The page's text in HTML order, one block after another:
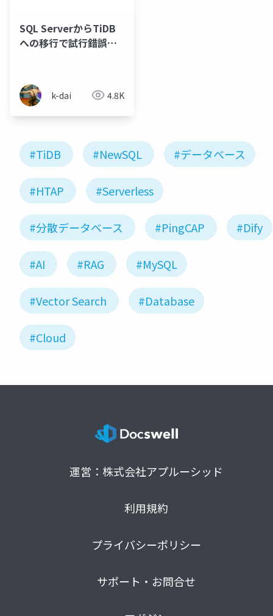
SQL ServerからTiDB
への移行で試行錯誤し
k-dai 4.8K
#TiDB #NewSQL #データベース
#HTAP #Serverless
#分散データベース #PingCAP #Dify
#AI #RAG #MySQL
#Vector Search #Database
#Cloud
運営：株式会社アプルーシッド
利用規約
プライバシーポリシー
サポート・お問合せ